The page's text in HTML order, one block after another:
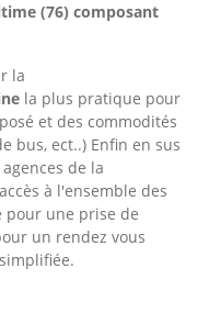
(76) composant
la
la plus pratique pour
et des commodités
bus, ect..) Enfin en sus
de la
à l'ensemble des
pour une prise de
un rendez vous